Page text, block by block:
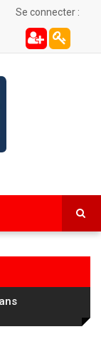
Se connecter :